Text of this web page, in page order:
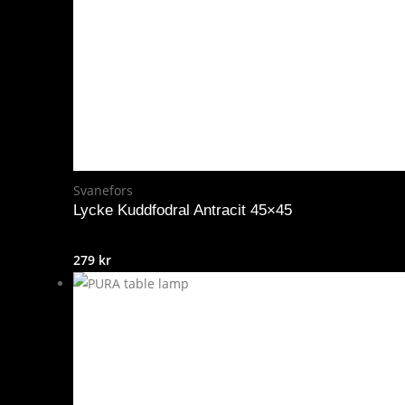
Svanefors
Lycke Kuddfodral Antracit 45×45
279 kr